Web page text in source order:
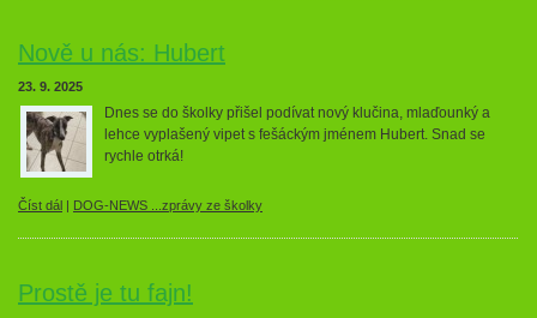
Nově u nás: Hubert
23. 9. 2025
Dnes se do školky přišel podívat nový klučina, mlaďounký a
lehce vyplašený vipet s fešáckým jménem Hubert. Snad se
rychle otrká!
Číst dál | DOG-NEWS ...zprávy ze školky
Prostě je tu fajn!